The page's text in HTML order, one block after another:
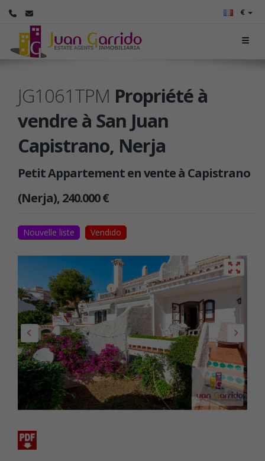
€
JG1061TPM Propriété à
vendre à San Juan
Capistrano, Nerja
Petit Appartement en vente à Capistrano
(Nerja), 240.000 €
Nouvelle liste Vendido